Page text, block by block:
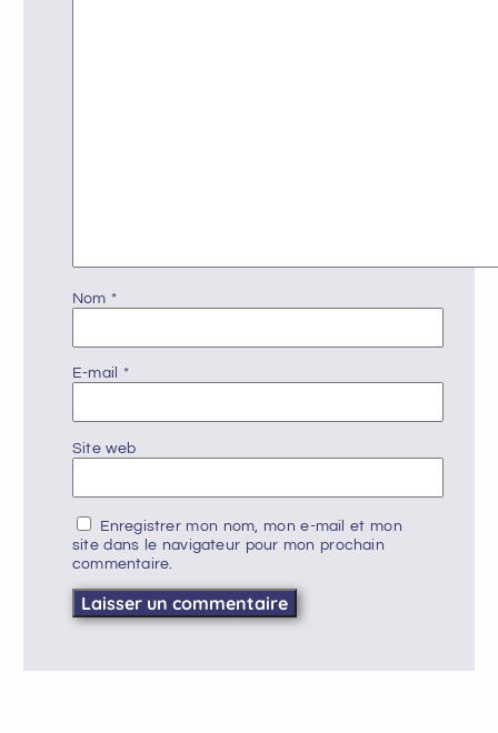
Nom*
E-mail *
Site web
Enregistrer mon nom, mon e-mail et mon
site dans le navigateur pour mon prochain
commentaire.